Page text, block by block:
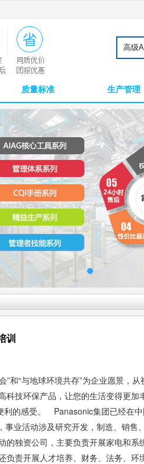
质量标准 生产管理
训
和“与地球环境共存”为企业愿景，
技环保产品，让您的生活变得更加
利的感受。 Panasonic集团已经在
业活动涉及研究开发，制造、销售
独资公司，主要负责开展家电和系
责开展人才培养、财务、法务、环